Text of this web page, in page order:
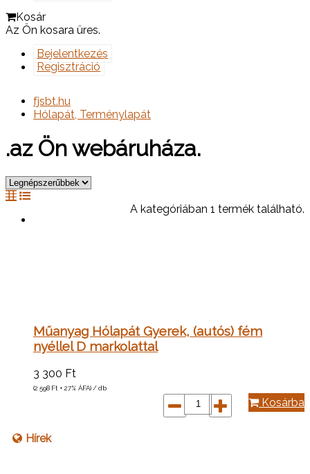
Kosár
Az Ön kosara üres.
Bejelentkezés
Regisztráció
fjsbt.hu
Hólapát, Terménylapát
.az Ön webáruháza.
A kategóriában 1 termék található.
Műanyag Hólapát Gyerek, (autós) fém
nyéllel D markolattal
3 300 Ft
(2 598 Ft + 27% ÁFA) / db
Kosárba
Hírek